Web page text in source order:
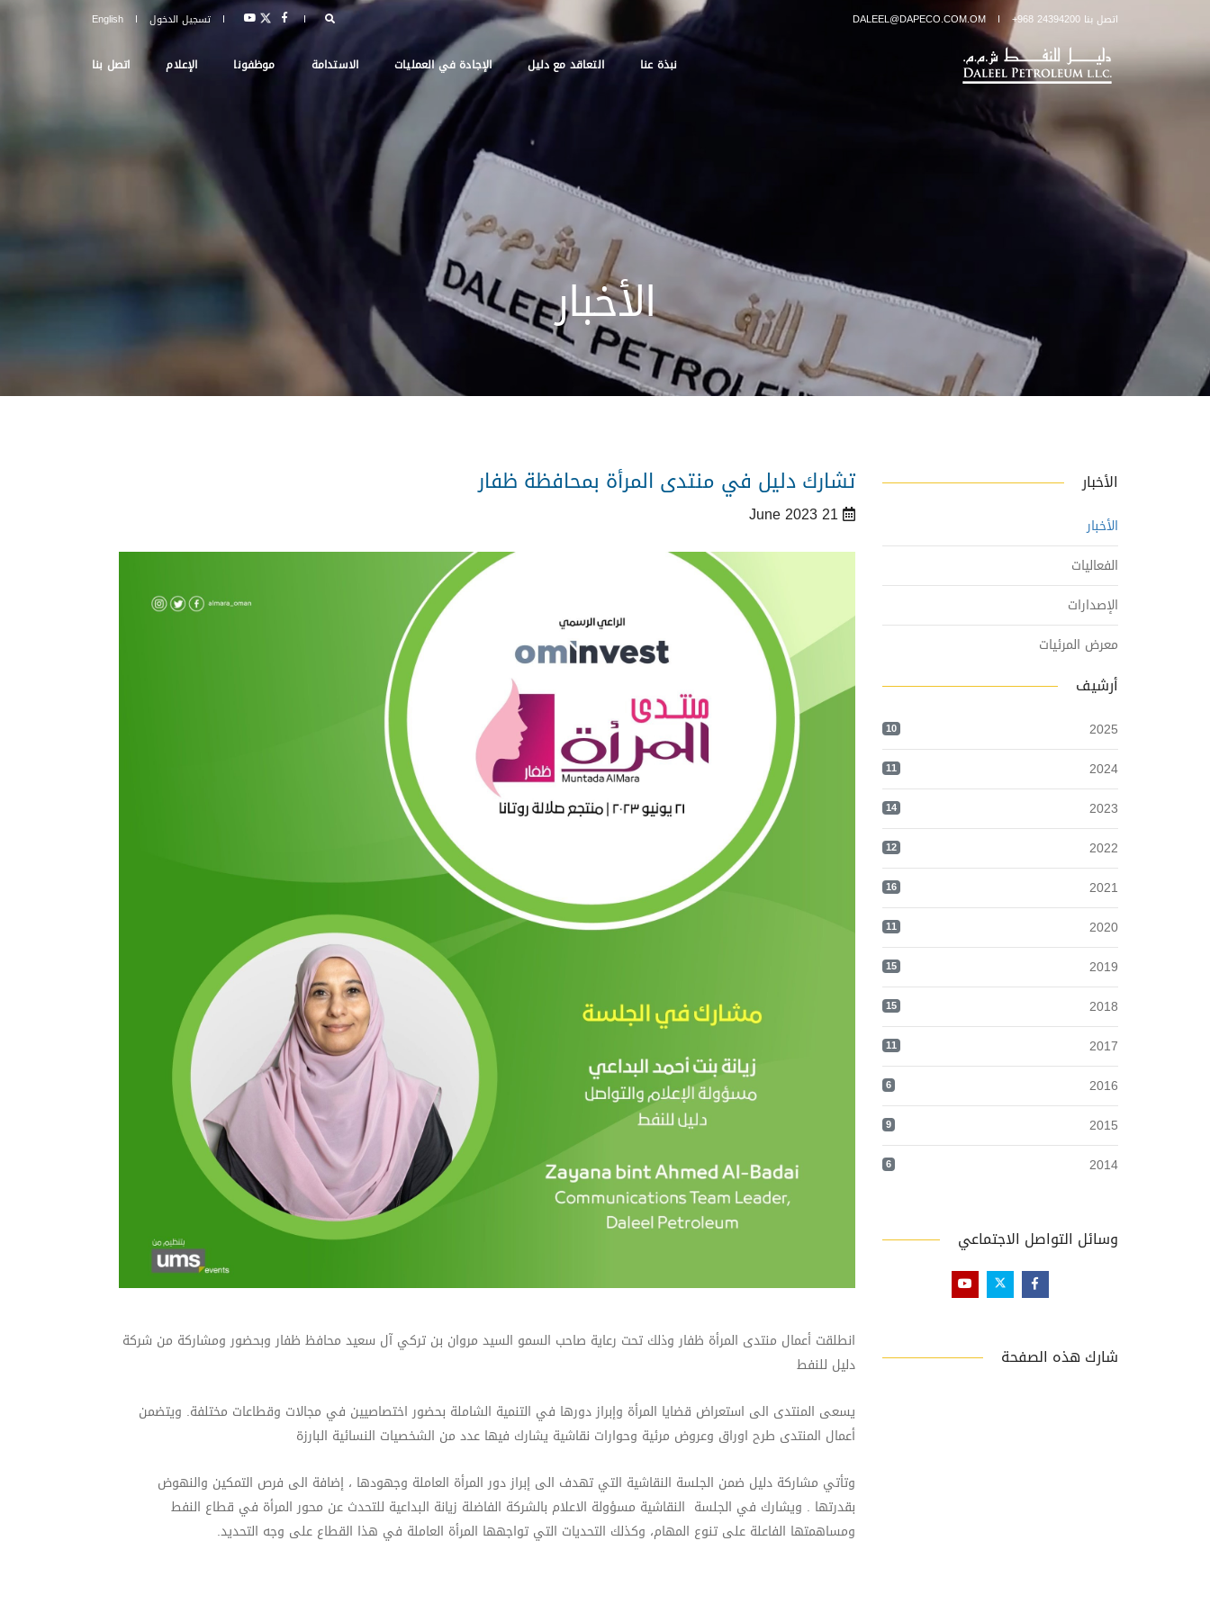
اتصل بنا 24394200 968+ DALEEL@DAPECO.COM.OM تسجيل الدخول English
نبذة عنا التعاقد مع دليل الإجادة في العمليات الاستدامة موظفونا الإعلام اتصل بنا
الأخبار
تشارك دليل في منتدى المرأة بمحافظة ظفار
21 June 2023
انطلقت أعمال منتدى المرأة ظفار وذلك تحت رعاية صاحب السمو السيد مروان بن تركي آل سعيد محافظ ظفار وبحضور ومشاركة من شركة
دليل للنفط
‏يسعى المنتدى الى استعراض قضايا المرأة وإبراز دورها في التنمية الشاملة بحضور اختصاصيين في مجالات وقطاعات مختلفة. ويتضمن
أعمال المنتدى طرح اوراق وعروض مرئية وحوارات نقاشية يشارك فيها عدد من الشخصيات النسائية البارزة
وتأتي مشاركة دليل ضمن الجلسة النقاشية التي تهدف الى إبراز دور المرأة العاملة وجهودها ، إضافة الى فرص التمكين والنهوض
بقدرتها . ويشارك في الجلسة النقاشية مسؤولة الاعلام بالشركة الفاضلة زيانة البداعية للتحدث عن محور المرأة في قطاع النفط
ومساهمتها الفاعلة على تنوع المهام، وكذلك التحديات التي تواجهها المرأة العاملة في هذا القطاع على وجه التحديد.
الأخبار
الأخبار
الفعاليات
الإصدارات
معرض المرئيات
أرشيف
2025
10
2024
11
2023
14
2022
12
2021
16
2020
11
2019
15
2018
15
2017
11
2016
6
2015
9
2014
6
وسائل التواصل الاجتماعي
شارك هذه الصفحة